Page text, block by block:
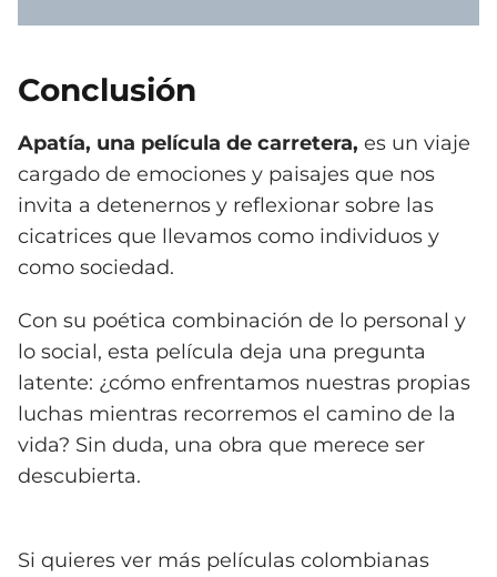
Conclusión
Apatía, una película de carretera, es un viaje
cargado de emociones y paisajes que nos
invita a detenernos y reflexionar sobre las
cicatrices que llevamos como individuos y
como sociedad.
Con su poética combinación de lo personal y
lo social, esta película deja una pregunta
latente: ¿cómo enfrentamos nuestras propias
luchas mientras recorremos el camino de la
vida? Sin duda, una obra que merece ser
descubierta.
Si quieres ver más películas colombianas